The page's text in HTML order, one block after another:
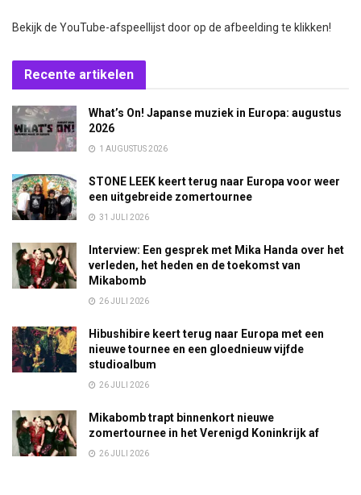
Bekijk de YouTube-afspeellijst door op de afbeelding te klikken!
Recente artikelen
What’s On! Japanse muziek in Europa: augustus
2026
1 AUGUSTUS 2026
STONE LEEK keert terug naar Europa voor weer
een uitgebreide zomertournee
31 JULI 2026
Interview: Een gesprek met Mika Handa over het
verleden, het heden en de toekomst van
Mikabomb
26 JULI 2026
Hibushibire keert terug naar Europa met een
nieuwe tournee en een gloednieuw vijfde
studioalbum
26 JULI 2026
Mikabomb trapt binnenkort nieuwe
zomertournee in het Verenigd Koninkrijk af
26 JULI 2026